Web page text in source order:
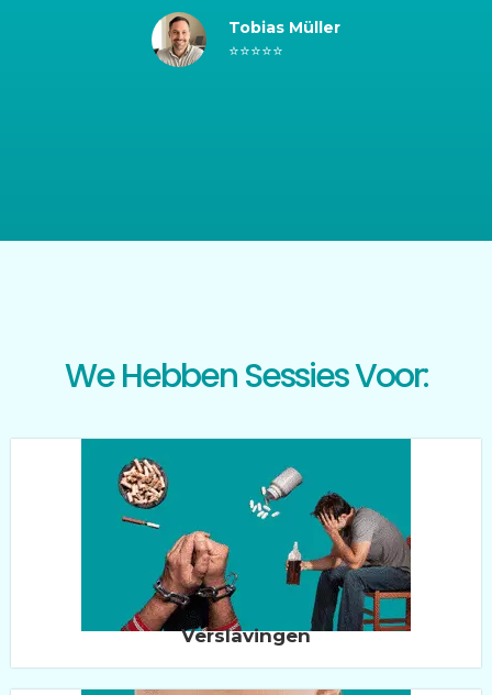
Tobias Müller
⭐⭐⭐⭐⭐
We Hebben Sessies Voor:
Verslavingen